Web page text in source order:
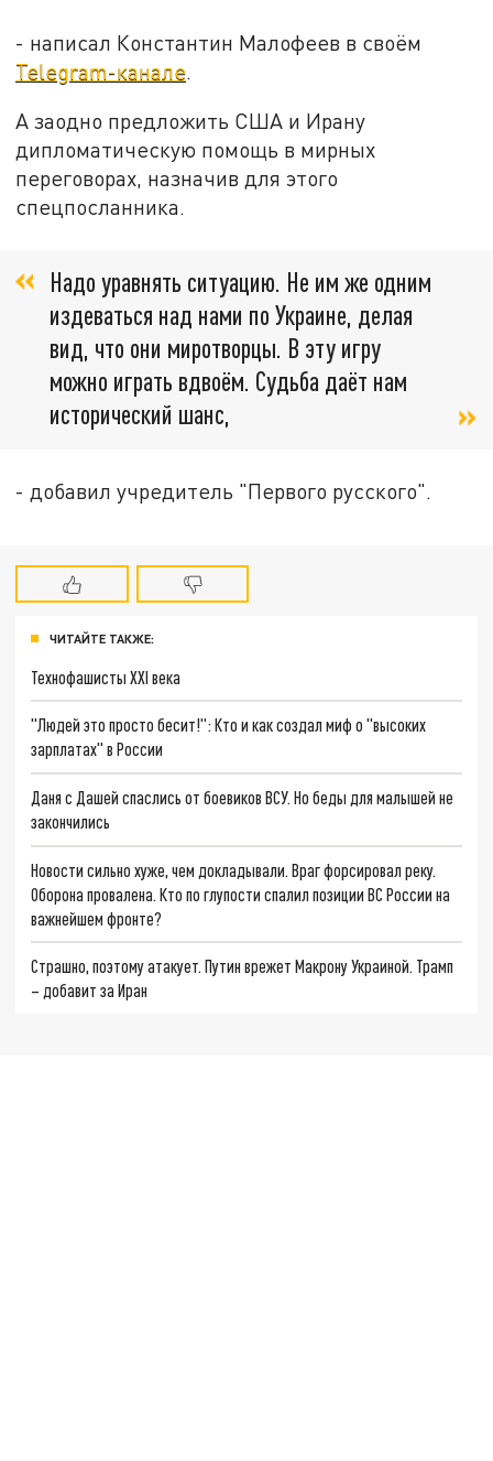
- написал Константин Малофеев в своём
Telegram-канале.
А заодно предложить США и Ирану
дипломатическую помощь в мирных
переговорах, назначив для этого
спецпосланника.
Надо уравнять ситуацию. Не им же одним
издеваться над нами по Украине, делая
вид, что они миротворцы. В эту игру
можно играть вдвоём. Судьба даёт нам
исторический шанс,
- добавил учредитель "Первого русского".
ЧИТАЙТЕ ТАКЖЕ:
Технофашисты XXI века
"Людей это просто бесит!": Кто и как создал миф о "высоких
зарплатах" в России
Даня с Дашей спаслись от боевиков ВСУ. Но беды для малышей не
закончились
Новости сильно хуже, чем докладывали. Враг форсировал реку.
Оборона провалена. Кто по глупости спалил позиции ВС России на
важнейшем фронте?
Страшно, поэтому атакует. Путин врежет Макрону Украиной. Трамп
– добавит за Иран